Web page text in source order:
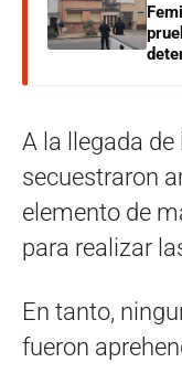
A la llegada
secuestraron
elemento de
para realizar
En tanto,
fueron